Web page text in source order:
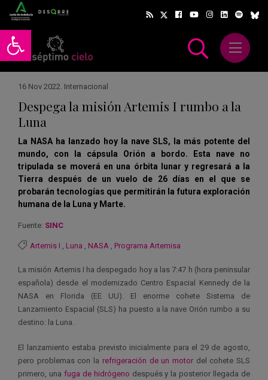
Abrir barra de herramientas
Abrir
16 Nov 2022. Internacional
Despega la misión Artemis I rumbo a la
Luna
La NASA ha lanzado hoy la nave SLS, la más potente del
mundo, con la cápsula Orión a bordo. Esta nave no
tripulada se moverá en una órbita lunar y regresará a la
Tierra después de un vuelo de 26 días en el que se
probarán tecnologías que permitirán la futura exploración
humana de la Luna y Marte.
Fuente: SINC
Artemis I , Luna , NASA , Programa Artemisa
La misión Artemis I ha despegado hoy a las 7:47 h (hora peninsular
española) desde el modernizado Centro Espacial Kennedy de la
NASA en Florida (EE UU). El enorme cohete Sistema de
Lanzamiento Espacial (SLS) ha puesto a la nave Orión rumbo a su
destino: la Luna.
El lanzamiento estaba previsto inicialmente para el 29 de agosto,
pero problemas con la refrigeración de un motordel cohete SLS
primero, una fuga de hidrógeno después y la posterior llegada de